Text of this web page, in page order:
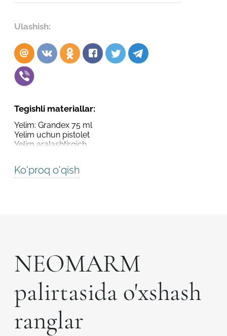
Ulashish:
Tegishli materiallar:
Yelim: Grandex 75 ml
Yelim uchun pistolet
Yelim aralashtirgich
Ko'proq o'qish
NEOMARM
palirtasida o'xshash
ranglar